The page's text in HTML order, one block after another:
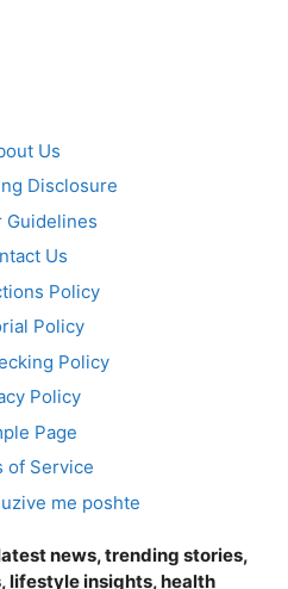
Us
Disclosure
Guidelines
Us
Policy
Policy
Policy
Policy
Page
of Service
me poshte
news, trending stories,
lifestyle insights, health